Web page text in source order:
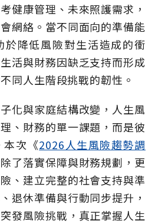
健康管理、未來照護需求，
網絡。當不同面向的準備能
於降低風險對生活造成的衝
活與財務因缺乏支持而形成
同人生階段挑戰的韌性。
化與家庭結構改變，人生風
、財務的單一課題，而是彼
本次《2026人生風險趨勢調
了落實保障與財務規劃，更
、建立完整的社會支持與準
退休準備與行動同步提升，
發風險挑戰，真正掌握人生